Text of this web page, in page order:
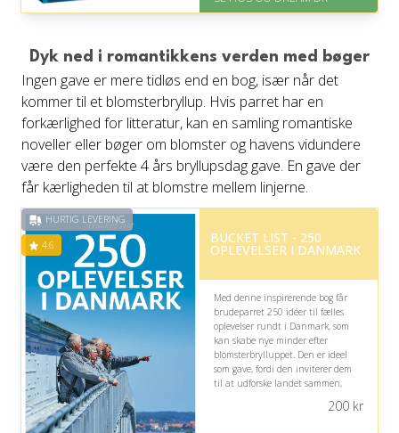
inden for 1 time
Dyk ned i romantikkens verden med bøger
Ingen gave er mere tidløs end en bog, især når det
kommer til et blomsterbryllup. Hvis parret har en
forkærlighed for litteratur, kan en samling romantiske
noveller eller bøger om blomster og havens vidundere
være den perfekte 4 års bryllupsdag gave. En gave der
får kærligheden til at blomstre mellem linjerne.
HURTIG LEVERING
4.6 BUCKET LIST - 250
OPLEVELSER I DANMARK
Med denne inspirerende bog får
brudeparret 250 idéer til fælles
oplevelser rundt i Danmark, som
kan skabe nye minder efter
blomsterbrylluppet. Den er ideel
som gave, fordi den inviterer dem
til at udforske landet sammen,
lyst til oplevelser og udflugter.200kr